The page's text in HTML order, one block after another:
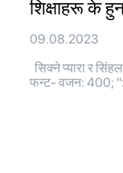
शिक्षाहरू के
09.08.2023
सिक्ने प्यारा र
फन्ट- वजन: 400;